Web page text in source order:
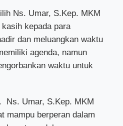
Ns. Umar, S.Kep. MKM
kepada para
dan meluangkan waktu
agenda, namun
waktu untuk
Ns. Umar, S.Kep. MKM
mampu berperan dalam